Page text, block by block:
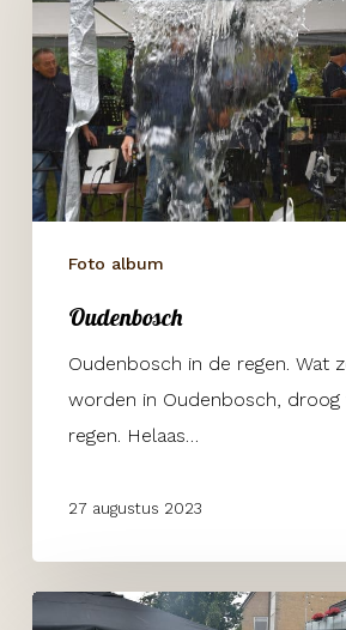
Foto album
Oudenbosch
Oudenbosch in de regen. Wat
worden in Oudenbosch,
regen. Helaas…
27 augustus 2023
Stuurloos